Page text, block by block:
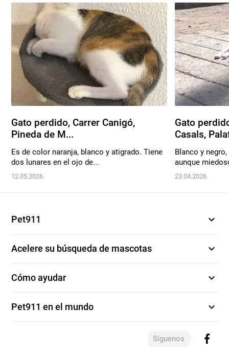
Gato perdido, Carrer Canigó,
Pineda de M...
Es de color naranja, blanco y atigrado. Tiene
dos lunares en el ojo de...
12.05.2026
Gato
Casals,
Blanco y
aunque
23.04.2026
Pet911 expand_more
Acelere su búsqueda de mascotas expand_more
Cómo ayudar expand_more
Pet911 en el mundo expand_more
Síguenos